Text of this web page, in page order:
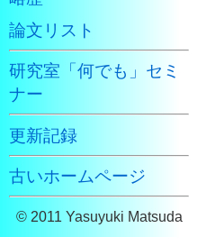
論文リスト
研究室「何でも」セミ
ナー
更新記録
古いホームページ
© 2011 Yasuyuki Matsuda